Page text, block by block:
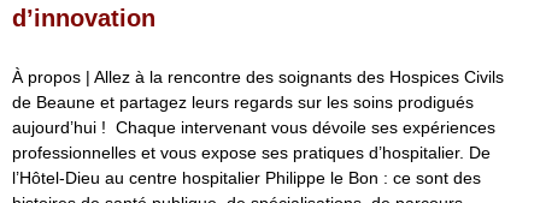
d’innovation
À propos | Allez à la rencontre des soignants des Hospices Civils
de Beaune et partagez leurs regards sur les soins prodigués
aujourd’hui ! Chaque intervenant vous dévoile ses expériences
professionnelles et vous expose ses pratiques d’hospitalier. De
l’Hôtel-Dieu au centre hospitalier Philippe le Bon : ce sont des